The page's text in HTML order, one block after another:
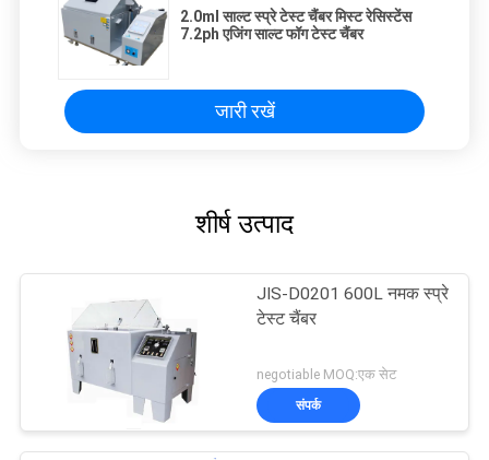
2.0ml साल्ट स्प्रे टेस्ट चैंबर मिस्ट रेसिस्टेंस
7.2ph एजिंग साल्ट फॉग टेस्ट चैंबर
जारी रखें
शीर्ष उत्पाद
JIS-D0201 600L नमक स्प्रे
टेस्ट चैंबर
negotiable MOQ:एक सेट
संपर्क